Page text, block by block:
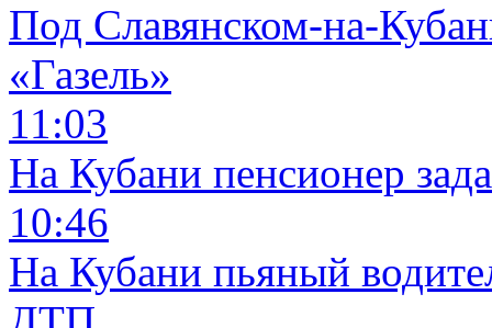
Под Славянском-на-
«Газель»
11:03
На Кубани пенсионер
10:46
На Кубани пьяный